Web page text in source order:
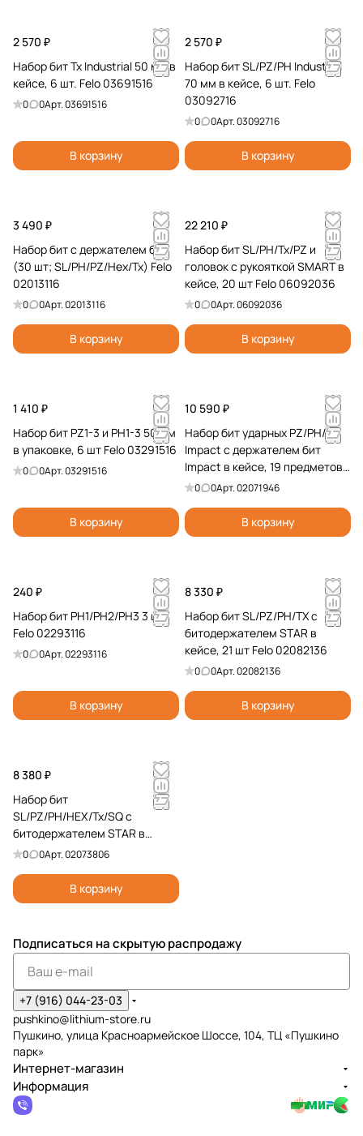
2 570 ₽
Набор бит Tx Industrial 50 мм в
кейсе, 6 шт. Felo 03691516
0 0Арт.03691516
В корзину
2 570 ₽
Набор бит SL/PZ/PH Industrial
70 мм в кейсе, 6 шт. Felo
03092716
0 0Арт.03092716
В корзину
3 490 ₽
Набор бит с держателем бит
(30 шт; SL/PH/PZ/Hex/Tx) Felo
02013116
0 0Арт.02013116
В корзину
22 210 ₽
Набор бит SL/PH/Tx/PZ и
головок c рукояткой SMART в
кейсе, 20 шт Felo 06092036
0 0Арт.06092036
В корзину
1 410 ₽
Набор бит PZ1-3 и PH1-3 50 мм
в упаковке, 6 шт Felo 03291516
0 0Арт.03291516
В корзину
10 590 ₽
Набор бит ударных PZ/PH/Tx
Impact с держателем бит
Impact в кейсе, 19 предметов
Felo 02071946
0 0Арт.02071946
В корзину
240 ₽
Набор бит PH1/PH2/PH3 3 шт.
Felo 02293116
0 0Арт.02293116
В корзину
8 330 ₽
Набор бит SL/PZ/PH/TX с
битодержателем STAR в
кейсе, 21 шт Felo 02082136
0 0Арт.02082136
В корзину
8 380 ₽
Набор бит
SL/PZ/PH/HEX/Tx/SQ с
битодержателем STAR в
кейсе, 30 шт Felo 02073806
0 0Арт.02073806
В корзину
Подписаться на скрытую распродажу
+7 (916) 044-23-03
pushkino@lithium-store.ru
Пушкино, улица Красноармейское Шоссе, 104, ТЦ «Пушкино
парк»
Интернет-магазин
Информация